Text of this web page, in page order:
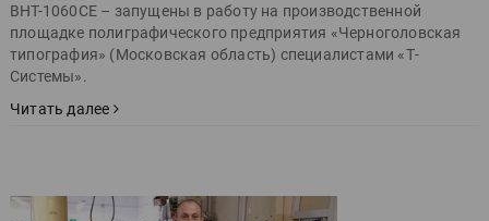
BHT-1060CE – запущены в работу на производственной
площадке полиграфического предприятия «Черноголовская
типография» (Московская область) специалистами «Т-
Системы».
Читать далее